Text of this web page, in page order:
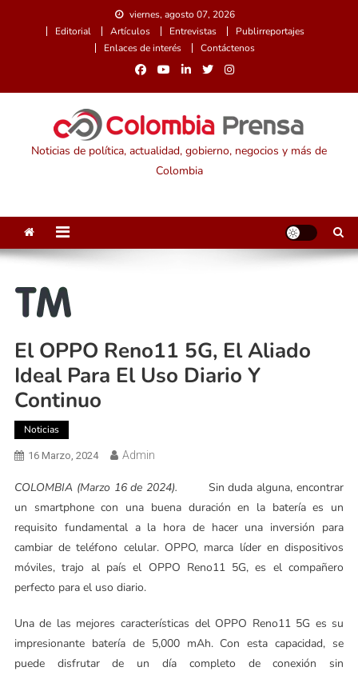
viernes, agosto 07, 2026
Editorial
Artículos Entrevistas
Publirreportajes
Enlaces de interés
Contáctenos
Noticias de política, actualidad, gobierno, negocios y más de
Colombia
El OPPO Reno11 5G, El Aliado
Ideal Para El Uso Diario Y
Continuo
Noticias
16 Marzo, 2024 Admin
COLOMBIA (Marzo 16 de 2024). Sin duda alguna, encontrar
un smartphone con una buena duración en la batería es un
requisito fundamental a la hora de hacer una inversión para
cambiar de teléfono celular. OPPO, marca líder en dispositivos
móviles, trajo al país el OPPO Reno11 5G, es el compañero
perfecto para el uso diario.
Una de las mejores características del OPPO Reno11 5G es su
impresionante batería de 5,000 mAh. Con esta capacidad, se
puede disfrutar de un día completo de conexión sin